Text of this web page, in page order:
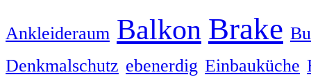
Ankleideraum Balkon Brake
Denkmalschutz ebenerdig Einbauküche